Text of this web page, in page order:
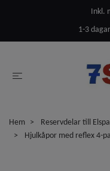
Inkl.
1-3
Hem
Reservdelar till
Hjulkåpor med reflex 4-